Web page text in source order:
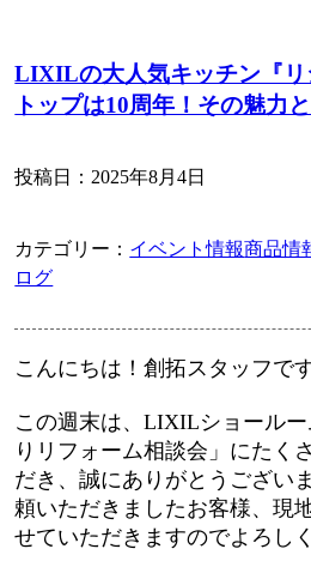
LIXILの大人気キッチン『リ
トップは10周年！その魅力
投稿日： 2025年8月4日
カテゴリー： イベント情報商品情
ログ
こんにちは！創拓スタッフです
この週末は、LIXILショール
りリフォーム相談会」にたく
だき、誠にありがとうござい
頼いただきましたお客様、現
せていただきますのでよろし